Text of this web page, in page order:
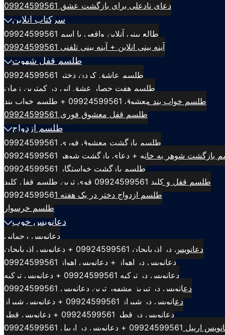
دعای نادعلی برای بازگشت عشق 09924599561
سرکتاب انلاین
طالع بینی آنلاین واقعی با اسم 09924599561
آینه بینی انلاین + آینه بینی تلفنی 09924599561
طلسم قفل شهوت
طلسم عاشق کردن دختر 09924599561
طلسم هفت حصار عشق انی در کمترین زمان
طلسم خواب بند معشوق 09924599561 + طلسم خواب بند
طلسم قفل معشوق فوری 09924599561
طلسم ازدواج
طلسم بازگشت معشوق فوری 09924599561
بازگشت شوهر به خانه + دعای بازگشت شوهر 09924599561
طلسم بازگشت خواستگار 09924599561
طلسم قفل و کلید 09924599561 قوی ترین طلسم قفل کلید
طلسم ازدواج دختر در یک هفته 09924599561
طلسم خرسوار
دعانویس خوب
دعانویس رحمانی
دعانویس در اذربایجان 09924599561 + دعانویس اذربایجان
دعانویس در اهواز + دعانویس اهواز 09924599561
دعانویس در ترکیه 09924599561 + دعانویس ترکیه
دعانویس در تبریز مشهور ترین دعانویس 09924599561
دعانویس در شیراز 09924599561 + دعانویس شیراز
دعانویس در قطر 09924599561 + دعانویس قطر
09924599561 + دعانویس در اربیل 09924599561